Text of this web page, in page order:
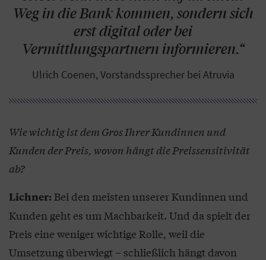
Weg in die Bank kommen, sondern sich
erst digital oder bei
Vermittlungspartnern informieren.“
Ulrich Coenen, Vorstandssprecher bei Atruvia
Wie wichtig ist dem Gros Ihrer Kundinnen und
Kunden der Preis, wovon hängt die Preissensitivität
ab?
Lichner: Bei den meisten unserer Kundinnen und
Kunden geht es um Machbarkeit. Und da spielt der
Preis eine weniger wichtige Rolle, weil die
Umsetzung überwiegt – schließlich hängt davon